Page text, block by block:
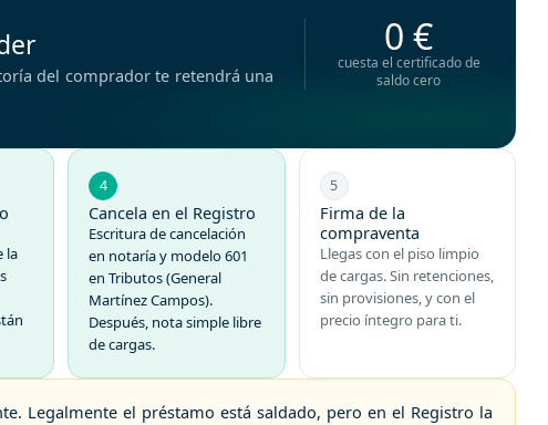
del comprador te retendrá una
0 €
cuesta el certificado de
saldo cero
la
4
Cancela en el Registro
Escritura de cancelación
en notaría y modelo 601
en Tributos (General
Martínez Campos).
Después, nota simple libre
de cargas.
5
Firma de la
compraventa
Llegas con el piso limpio
de cargas. Sin retenciones,
sin provisiones, y con el
precio íntegro para ti.
. Legalmente el préstamo está saldado, pero en el Registro la